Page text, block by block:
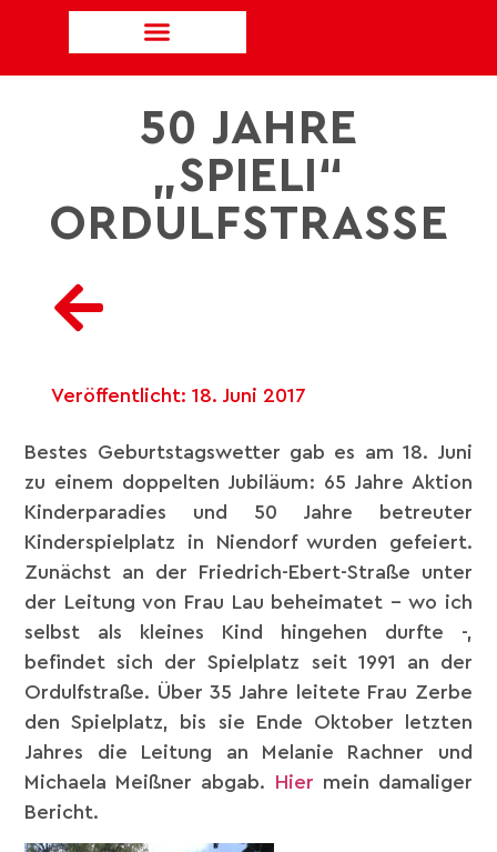
50 JAHRE
„SPIELI“
ORDULFSTRASSE
Veröffentlicht: 18. Juni 2017
Bestes Geburtstagswetter gab es am 18. Juni
zu einem doppelten Jubiläum: 65 Jahre Aktion
Kinderparadies und 50 Jahre betreuter
Kinderspielplatz in Niendorf wurden gefeiert.
Zunächst an der Friedrich-Ebert-Straße unter
der Leitung von Frau Lau beheimatet – wo ich
selbst als kleines Kind hingehen durfte -,
befindet sich der Spielplatz seit 1991 an der
Ordulfstraße. Über 35 Jahre leitete Frau Zerbe
den Spielplatz, bis sie Ende Oktober letzten
Jahres die Leitung an Melanie Rachner und
Michaela Meißner abgab. Hier mein damaliger
Bericht.